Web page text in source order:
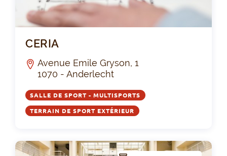
CERIA
Avenue Emile Gryson, 1
1070 - Anderlecht
SALLE DE SPORT - MULTISPORTS
TERRAIN DE SPORT EXTÉRIEUR